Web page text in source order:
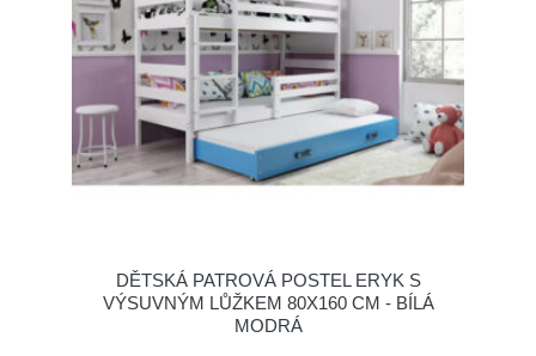
DĚTSKÁ PATROVÁ POSTEL ERYK S
VÝSUVNÝM LŮŽKEM 80X160 CM - BÍLÁ
MODRÁ